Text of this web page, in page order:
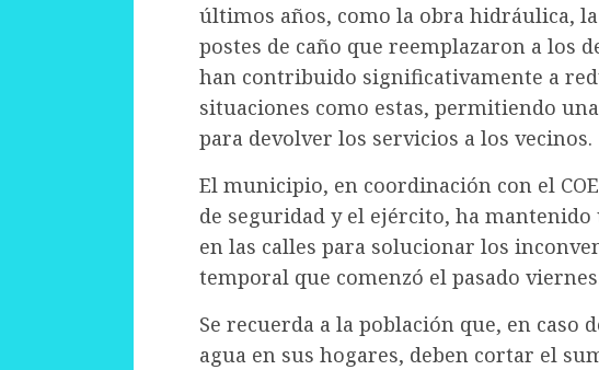
últimos años, como la obra hidráulica,
postes de caño que reemplazaron a los
han contribuido significativamente a
situaciones como estas, permitiendo
para devolver los servicios a los vecinos.
El municipio, en coordinación con el
de seguridad y el ejército, ha mantenido
en las calles para solucionar los
temporal que comenzó el pasado
Se recuerda a la población que, en caso
agua en sus hogares, deben cortar el